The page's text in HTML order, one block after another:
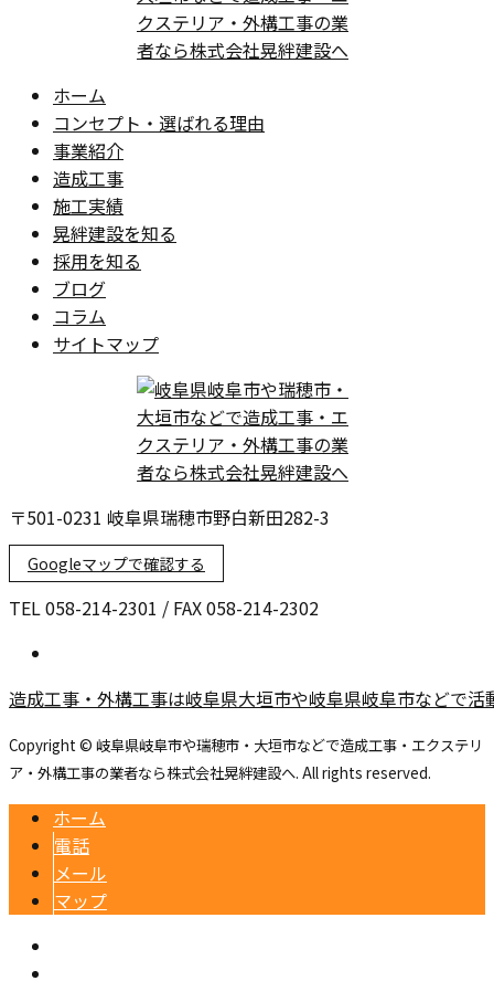
ホーム
コンセプト・選ばれる理由
事業紹介
造成工事
施工実績
晃絆建設を知る
採用を知る
ブログ
コラム
サイトマップ
〒501-0231 岐阜県瑞穂市野白新田282-3
Googleマップで確認する
TEL 058-214-2301 / FAX 058-214-2302
造成工事・外構工事は岐阜県大垣市や岐阜県岐阜市などで
Copyright © 岐阜県岐阜市や瑞穂市・大垣市などで造成工事・エクステリ
ア・外構工事の業者なら株式会社晃絆建設へ. All rights reserved.
ホーム
電話
メール
マップ